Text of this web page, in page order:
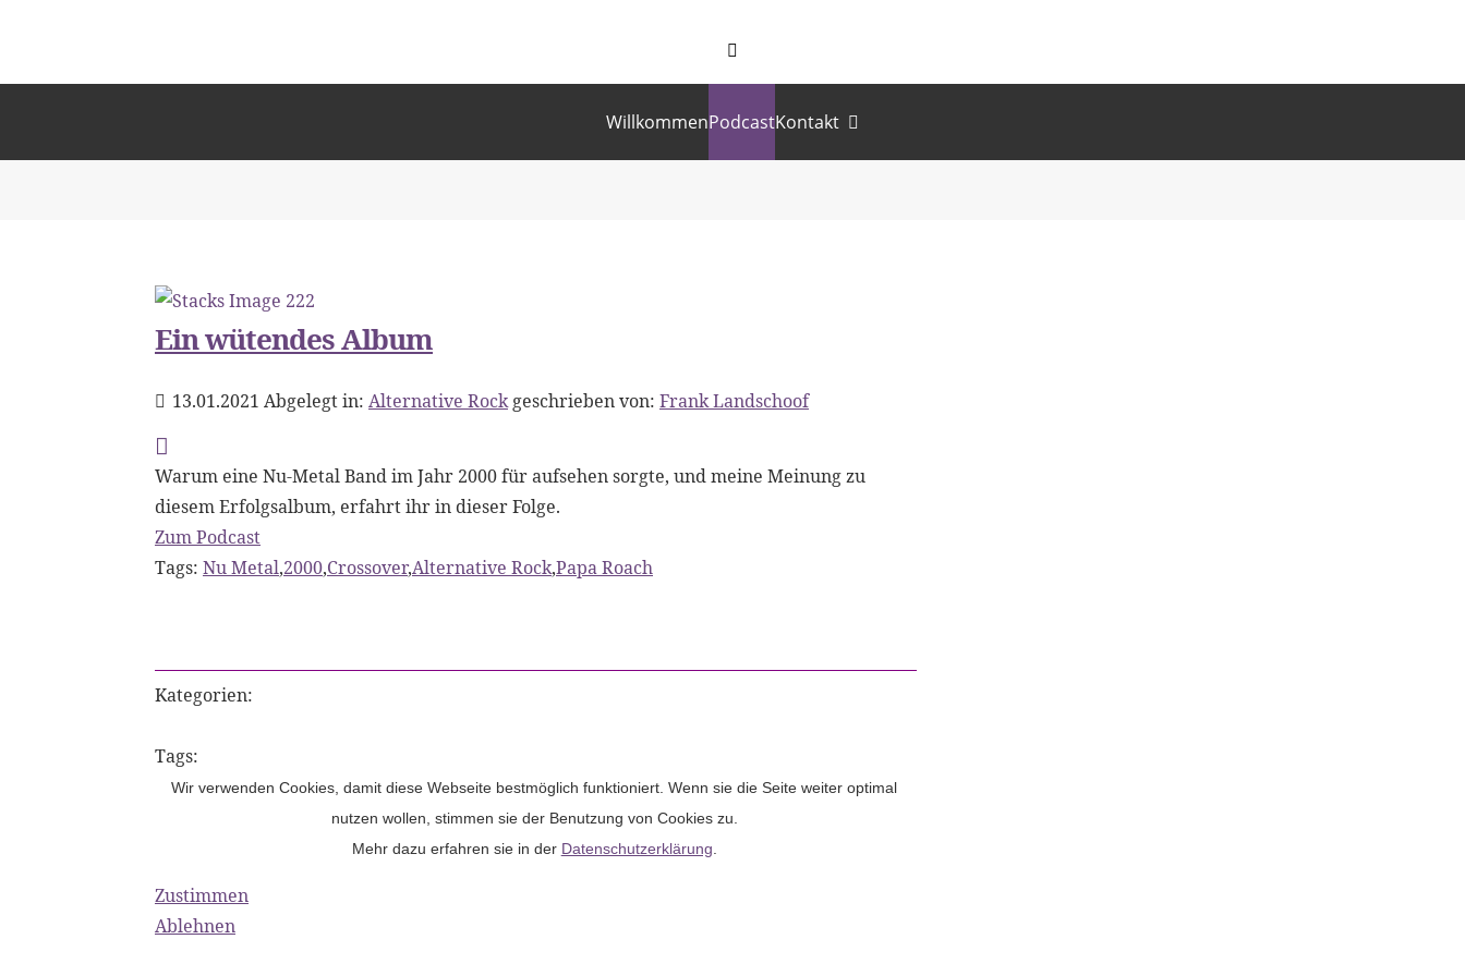
WillkommenPodcastKontakt
Ein wütendes Album
13.01.2021 Abgelegt in: Alternative Rock geschrieben von: Frank Landschoof
Warum eine Nu-Metal Band im Jahr 2000 für aufsehen sorgte, und meine Meinung zu
diesem Erfolgsalbum, erfahrt ihr in dieser Folge.
Zum Podcast
Tags: Nu Metal,2000,Crossover,Alternative Rock,Papa Roach
Kategorien:
Tags:
Wir verwenden Cookies, damit diese Webseite bestmöglich funktioniert. Wenn sie die Seite weiter optimal
nutzen wollen, stimmen sie der Benutzung von Cookies zu.
Mehr dazu erfahren sie in der Datenschutzerklärung
Zustimmen
Ablehnen